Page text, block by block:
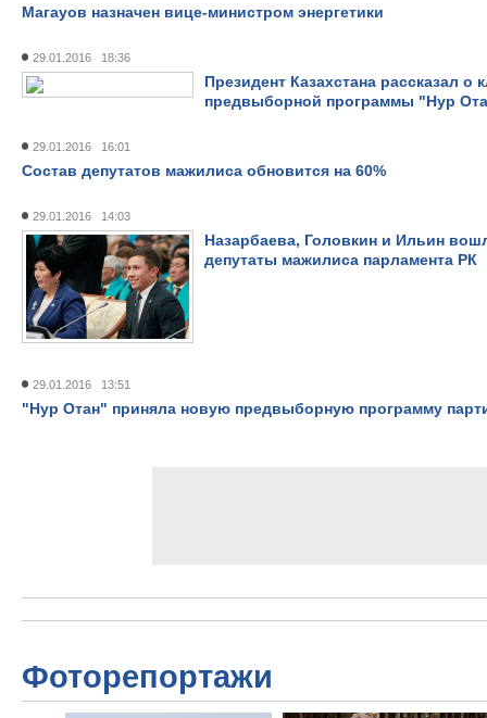
Магауов назначен вице-министром энергетики
29.01.2016 18:36
Президент Казахстана рассказал о
предвыборной программы "Нур
29.01.2016 16:01
Состав депутатов мажилиса обновится на 60%
29.01.2016 14:03
Назарбаева, Головкин и Ильин
депутаты мажилиса парламента РК
29.01.2016 13:51
"Нур Отан" приняла новую предвыборную программу
Фоторепортажи